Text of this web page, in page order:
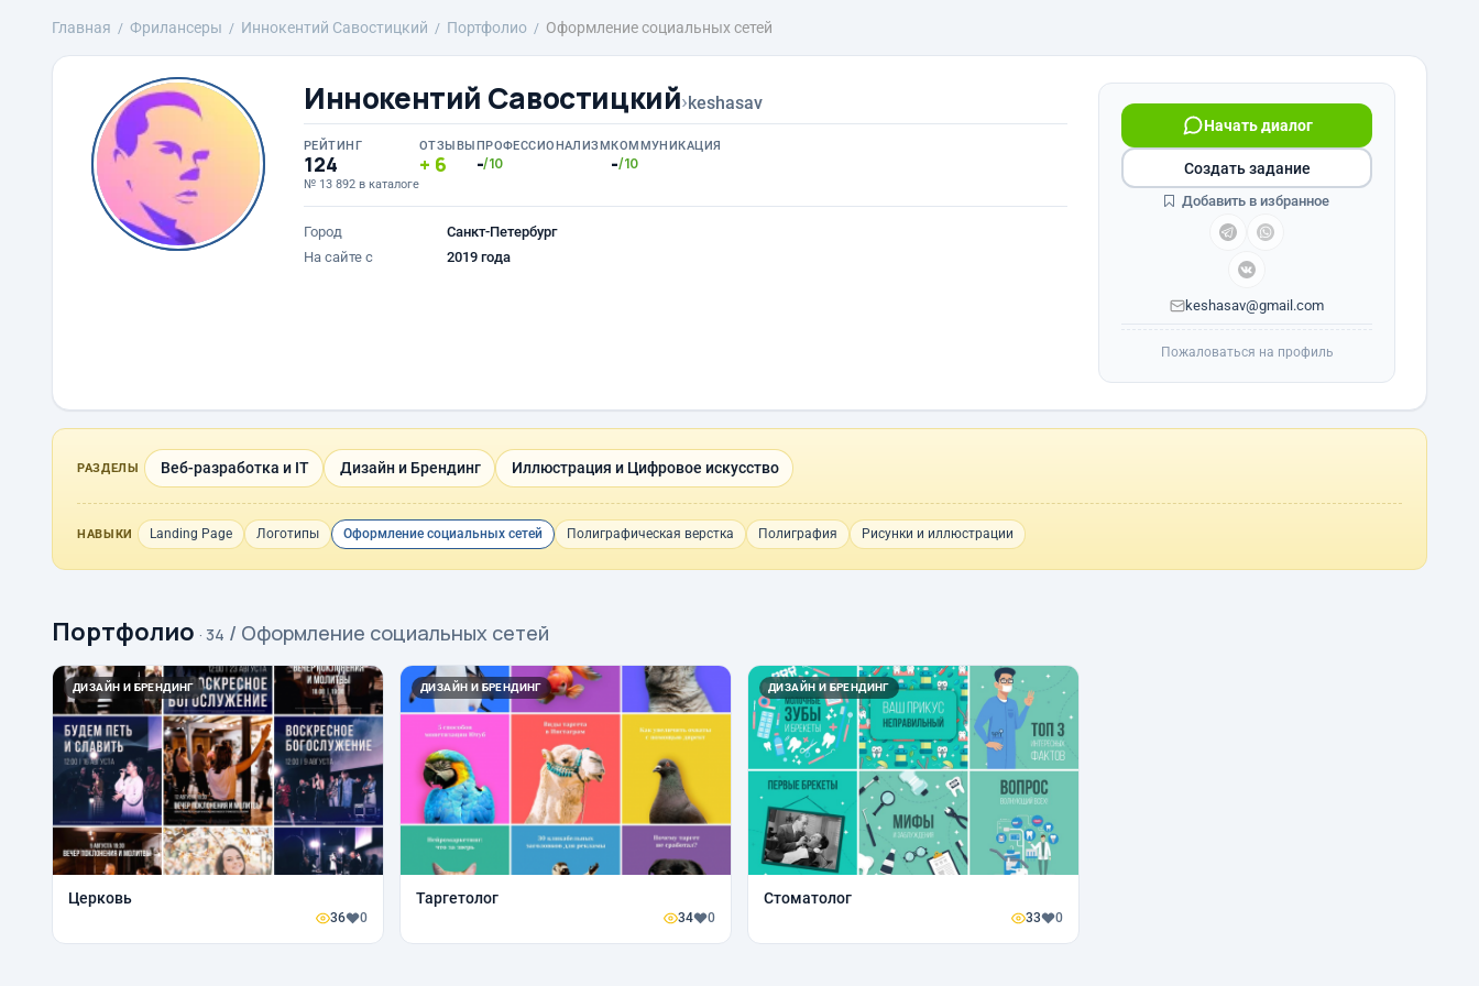
Главная Фрилансеры Иннокентий Савостицкий Портфолио Оформление социальных сетей
Иннокентий Савостицкий›keshasav
РЕЙТИНГ
124
№ 13 892 в каталоге
ОТЗЫВЫ
6
ПРОФЕССИОНАЛИЗМ
-/10
КОММУНИКАЦИЯ
-/10
Город
Санкт-Петербург
На сайте с
2019 года
Начать диалог
keshasav@gmail.com
Создать задание
Добавить в избранное
Пожаловаться на профиль
РАЗДЕЛЫ Веб-разработка и IT Дизайн и Брендинг Иллюстрация и Цифровое искусство
НАВЫКИ Landing Page Логотипы Оформление социальных сетей Полиграфическая верстка Полиграфия Рисунки и иллюстрации
Портфолио · 34 / Оформление социальных сетей
ДИЗАЙН И БРЕНДИНГ
Церковь
36 0
ДИЗАЙН И БРЕНДИНГ
Таргетолог
34 0
ДИЗАЙН И БРЕНДИНГ
Стоматолог
33 0